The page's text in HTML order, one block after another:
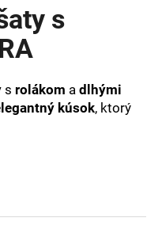
s
s rolákom a dlhými
kúsok, ktorý